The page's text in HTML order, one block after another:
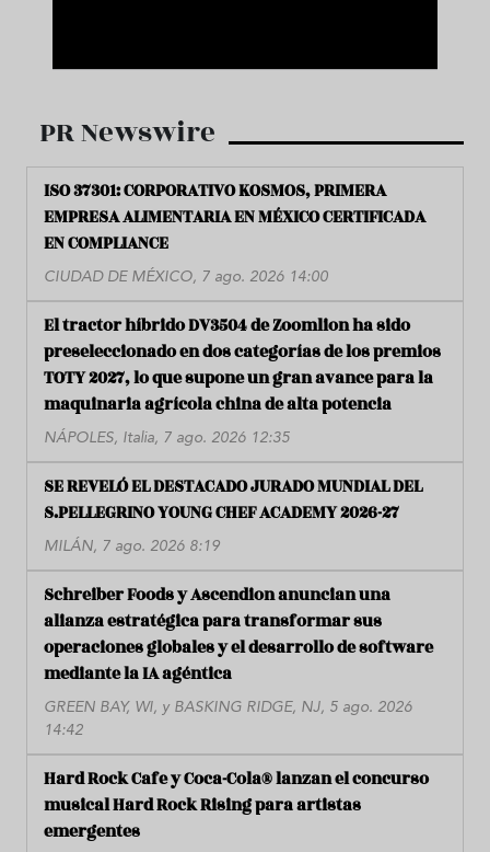
PR Newswire
ISO 37301: CORPORATIVO KOSMOS, PRIMERA
EMPRESA ALIMENTARIA EN MÉXICO CERTIFICADA
EN COMPLIANCE
CIUDAD DE MÉXICO, 7 ago. 2026 14:00
El tractor híbrido DV3504 de Zoomlion ha sido
preseleccionado en dos categorías de los premios
TOTY 2027, lo que supone un gran avance para la
maquinaria agrícola china de alta potencia
NÁPOLES, Italia, 7 ago. 2026 12:35
SE REVELÓ EL DESTACADO JURADO MUNDIAL DEL
S.PELLEGRINO YOUNG CHEF ACADEMY 2026-27
MILÁN, 7 ago. 2026 8:19
Schreiber Foods y Ascendion anuncian una
alianza estratégica para transformar sus
operaciones globales y el desarrollo de software
mediante la IA agéntica
GREEN BAY, WI, y BASKING RIDGE, NJ, 5 ago. 2026
14:42
Hard Rock Cafe y Coca-Cola® lanzan el concurso
musical Hard Rock Rising para artistas
emergentes